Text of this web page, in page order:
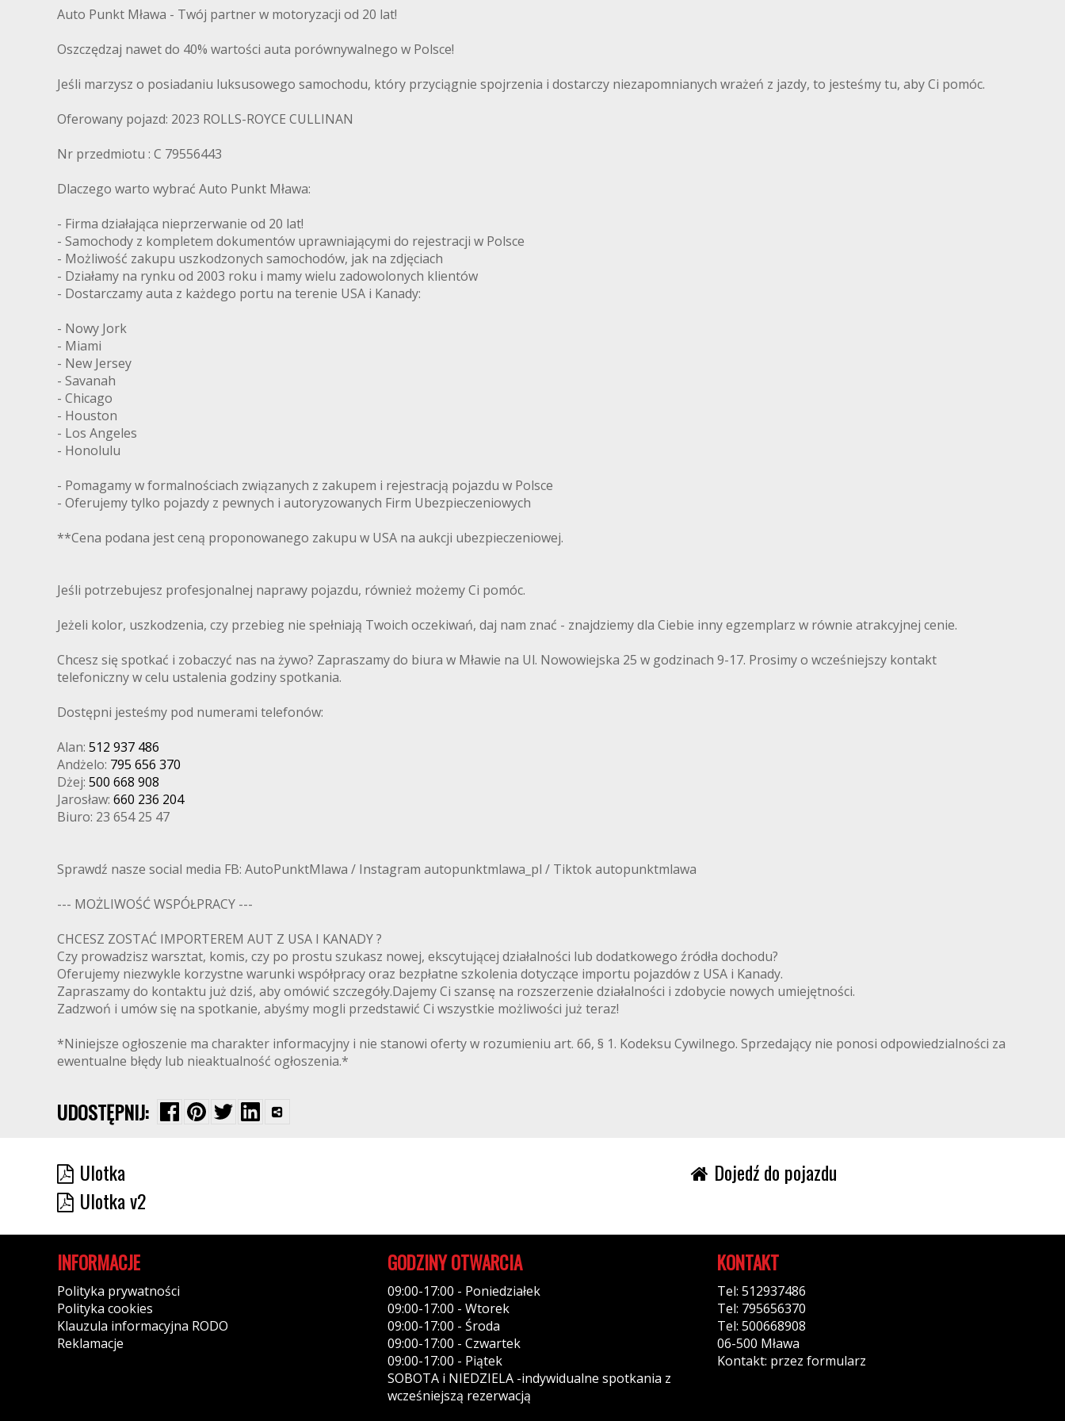
Auto Punkt Mława - Twój partner w motoryzacji od 20 lat!
Oszczędzaj nawet do 40% wartości auta porównywalnego w Polsce!
Jeśli marzysz o posiadaniu luksusowego samochodu, który przyciągnie spojrzenia i dostarczy niezapomnianych wrażeń z jazdy, to jesteśmy tu, aby Ci pomóc.
Oferowany pojazd: 2023 ROLLS-ROYCE CULLINAN
Nr przedmiotu : C 79556443
Dlaczego warto wybrać Auto Punkt Mława:
- Firma działająca nieprzerwanie od 20 lat!
- Samochody z kompletem dokumentów uprawniającymi do rejestracji w Polsce
- Możliwość zakupu uszkodzonych samochodów, jak na zdjęciach
- Działamy na rynku od 2003 roku i mamy wielu zadowolonych klientów
- Dostarczamy auta z każdego portu na terenie USA i Kanady:
- Nowy Jork
- Miami
- New Jersey
- Savanah
- Chicago
- Houston
- Los Angeles
- Honolulu
- Pomagamy w formalnościach związanych z zakupem i rejestracją pojazdu w Polsce
- Oferujemy tylko pojazdy z pewnych i autoryzowanych Firm Ubezpieczeniowych
**Cena podana jest ceną proponowanego zakupu w USA na aukcji ubezpieczeniowej.
Jeśli potrzebujesz profesjonalnej naprawy pojazdu, również możemy Ci pomóc.
Jeżeli kolor, uszkodzenia, czy przebieg nie spełniają Twoich oczekiwań, daj nam znać - znajdziemy dla Ciebie inny egzemplarz w równie atrakcyjnej cenie.
Chcesz się spotkać i zobaczyć nas na żywo? Zapraszamy do biura w Mławie na Ul. Nowowiejska 25 w godzinach 9-17. Prosimy o wcześniejszy kontakt
telefoniczny w celu ustalenia godziny spotkania.
Dostępni jesteśmy pod numerami telefonów:
Alan: 512 937 486
Andżelo: 795 656 370
Dżej: 500 668 908
Jarosław: 660 236 204
Biuro: 23 654 25 47
Sprawdź nasze social media FB: AutoPunktMlawa / Instagram autopunktmlawa_pl / Tiktok autopunktmlawa
--- MOŻLIWOŚĆ WSPÓŁPRACY ---
CHCESZ ZOSTAĆ IMPORTEREM AUT Z USA I KANADY ?
Czy prowadzisz warsztat, komis, czy po prostu szukasz nowej, ekscytującej działalności lub dodatkowego źródła dochodu?
Oferujemy niezwykle korzystne warunki współpracy oraz bezpłatne szkolenia dotyczące importu pojazdów z USA i Kanady.
Zapraszamy do kontaktu już dziś, aby omówić szczegóły.Dajemy Ci szansę na rozszerzenie działalności i zdobycie nowych umiejętności.
Zadzwoń i umów się na spotkanie, abyśmy mogli przedstawić Ci wszystkie możliwości już teraz!
*Niniejsze ogłoszenie ma charakter informacyjny i nie stanowi oferty w rozumieniu art. 66, § 1. Kodeksu Cywilnego. Sprzedający nie ponosi odpowiedzialności za
ewentualne błędy lub nieaktualność ogłoszenia.*
UDOSTĘPNIJ:
Ulotka
Ulotka v2
Dojedź do pojazdu
INFORMACJE
Polityka prywatności
Polityka cookies
Klauzula informacyjna RODO
Reklamacje
GODZINY OTWARCIA
09:00-17:00 - Poniedziałek
09:00-17:00 - Wtorek
09:00-17:00 - Środa
09:00-17:00 - Czwartek
09:00-17:00 - Piątek
SOBOTA i NIEDZIELA -indywidualne spotkania z
wcześniejszą rezerwacją
KONTAKT
Tel: 512937486
Tel: 795656370
Tel: 500668908
06-500 Mława
Kontakt: przez formularz